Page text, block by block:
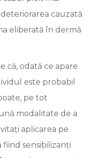
cauzată
eliberată în dermă
că, odată ce apare
este probabil
pe tot
modalitate de a
aplicarea pe
sensibilizanți